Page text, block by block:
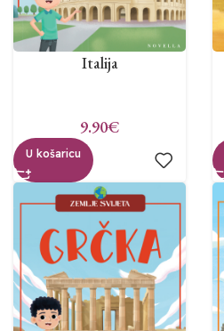
Italija
9.90€
U košaricu